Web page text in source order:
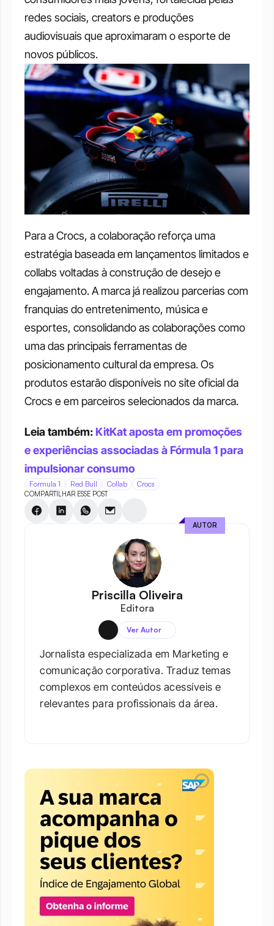
redes sociais, creators e produções
audiovisuais que aproximaram o esporte de
novos públicos.
Para a Crocs, a colaboração reforça uma
estratégia baseada em lançamentos limitados e
collabs voltadas à construção de desejo e
engajamento. A marca já realizou parcerias com
franquias do entretenimento, música e
esportes, consolidando as colaborações como
uma das principais ferramentas de
posicionamento cultural da empresa. Os
produtos estarão disponíveis no site oficial da
Crocs e em parceiros selecionados da marca.
Leia também: KitKat aposta em promoções
e experiências associadas à Fórmula 1 para
impulsionar consumo
Formula 1 Red Bull Collab Crocs
COMPARTILHAR ESSE POST
Priscilla Oliveira
Editora
Ver Autor
Jornalista especializada em Marketing e
comunicação corporativa. Traduz temas
complexos em conteúdos acessíveis e
relevantes para profissionais da área.​
AUTOR